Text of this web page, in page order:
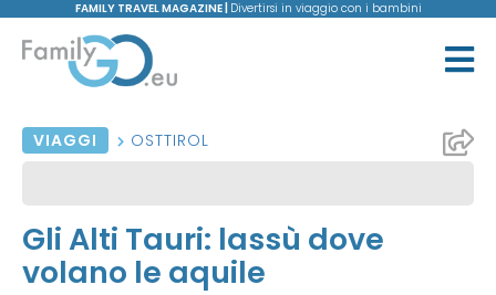
FAMILY TRAVEL MAGAZINE | Divertirsi in viaggio con i bambini
VIAGGI OSTTIROL
Gli Alti Tauri: lassù dove
volano le aquile